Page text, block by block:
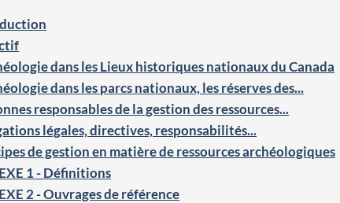
dans les Lieux historiques nationaux du Canada
dans les parcs nationaux, les réserves des...
responsables de la gestion des ressources...
légales, directives, responsabilités...
de gestion en matière de ressources archéologiques
1 - Définitions
2 - Ouvrages de référence